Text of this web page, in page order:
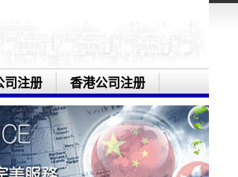
司注册 香港公司注册